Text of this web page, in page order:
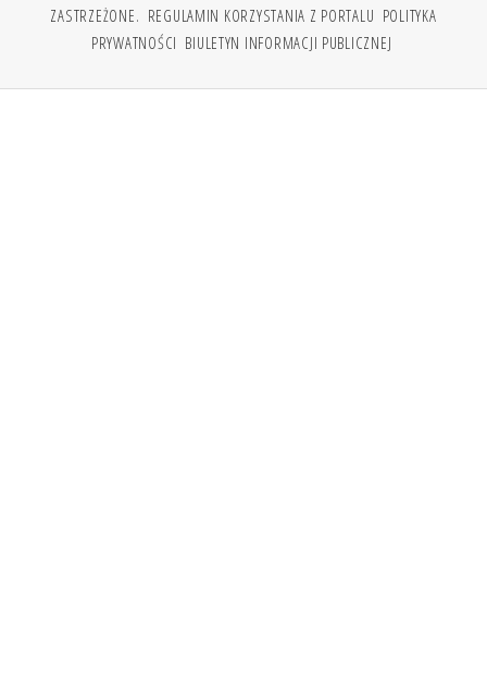
ZASTRZEŻONE. REGULAMIN KORZYSTANIA Z PORTALU POLITYKA
PRYWATNOŚCI BIULETYN INFORMACJI PUBLICZNEJ